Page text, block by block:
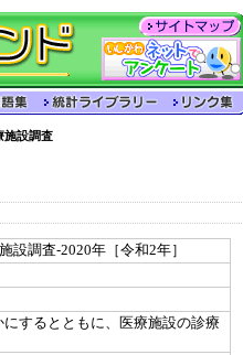
設調査
設調査-2020年［令和2年］
するとともに、医療施設の診療